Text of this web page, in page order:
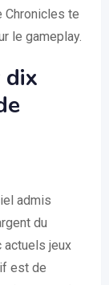
Chronicles te
le gameplay.
dix
admis
du
actuels jeux
est de